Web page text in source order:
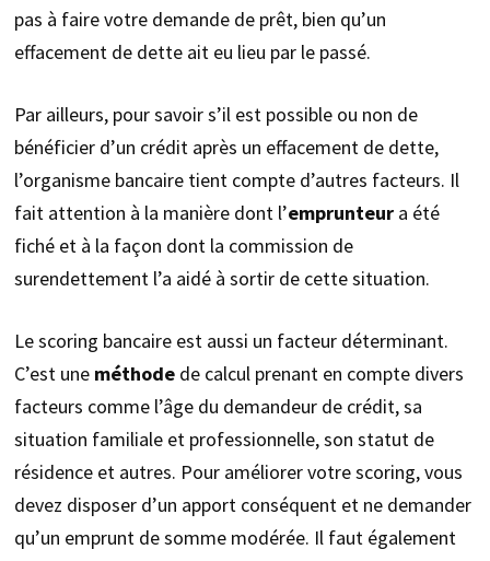
pas à faire votre demande de prêt, bien qu’un
effacement de dette ait eu lieu par le passé.
Par ailleurs, pour savoir s’il est possible ou non de
bénéficier d’un crédit après un effacement de dette,
l’organisme bancaire tient compte d’autres facteurs. Il
fait attention à la manière dont l’emprunteura été
fiché et à la façon dont la commission de
surendettement l’a aidé à sortir de cette situation.
Le scoring bancaire est aussi un facteur déterminant.
C’est une méthode de calcul prenant en compte divers
facteurs comme l’âge du demandeur de crédit, sa
situation familiale et professionnelle, son statut de
résidence et autres. Pour améliorer votre scoring, vous
devez disposer d’un apport conséquent et ne demander
qu’un emprunt de somme modérée. Il faut également